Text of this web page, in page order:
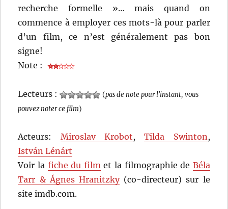
recherche formelle »… mais quand on
commence à employer ces mots-là pour parler
d’un film, ce n’est généralement pas bon
signe!
Note :
Lecteurs : (pas de note pour l'instant, vous
pouvez noter ce film)
Acteurs: Miroslav Krobot,Tilda Swinton,
István Lénárt
Voir la fiche du filmet la filmographie de Béla
Tarr & Ágnes Hranitzky(co-directeur) sur le
site imdb.com.